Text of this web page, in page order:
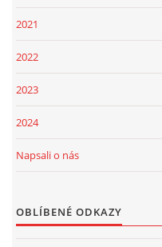
2021
2022
2023
2024
Napsali o nás
OBLÍBENÉ ODKAZY